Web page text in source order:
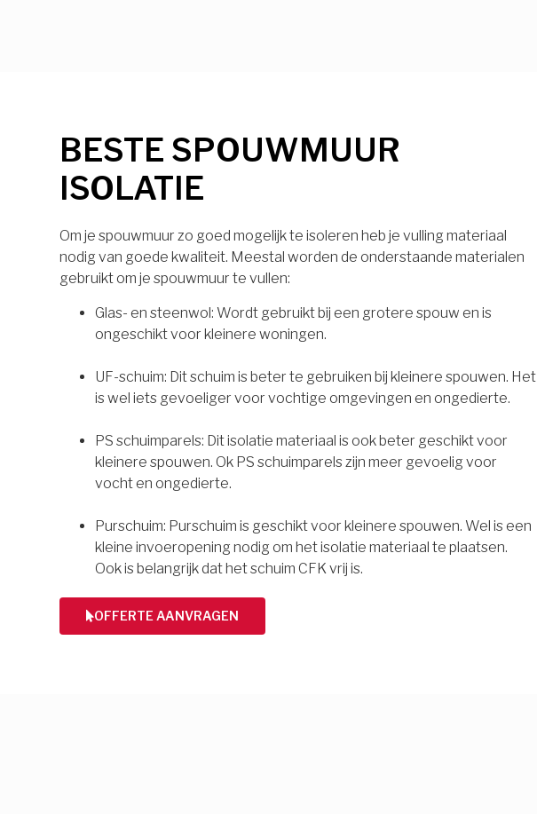
BESTE SPOUWMUUR
ISOLATIE
Om je spouwmuur zo goed mogelijk te isoleren heb je vulling materiaal
nodig van goede kwaliteit. Meestal worden de onderstaande materialen
gebruikt om je spouwmuur te vullen:
Glas- en steenwol: Wordt gebruikt bij een grotere spouw en is
ongeschikt voor kleinere woningen.
UF-schuim: Dit schuim is beter te gebruiken bij kleinere spouwen. Het
is wel iets gevoeliger voor vochtige omgevingen en ongedierte.
PS schuimparels: Dit isolatie materiaal is ook beter geschikt voor
kleinere spouwen. Ok PS schuimparels zijn meer gevoelig voor
vocht en ongedierte.
Purschuim: Purschuim is geschikt voor kleinere spouwen. Wel is een
kleine invoeropening nodig om het isolatie materiaal te plaatsen.
Ook is belangrijk dat het schuim CFK vrij is.
OFFERTE AANVRAGEN